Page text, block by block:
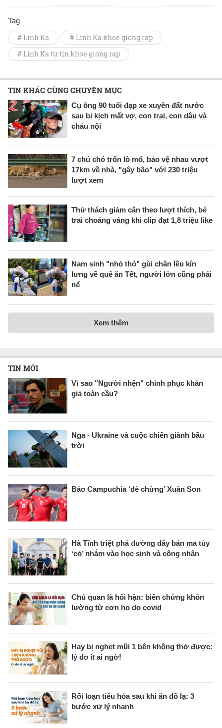
Tag
# Linh Ka
# Linh Ka khoe giọng rap
# Linh Ka tự tin khoe giọng rap
TIN KHÁC CÙNG CHUYÊN MỤC
Cụ ông 90 tuổi đạp xe xuyên đất nước
sau bi kịch mất vợ, con trai, con dâu và
cháu nội
7 chú chó trốn lò mổ, bảo vệ nhau vượt
17km về nhà, "gây bão" với 230 triệu
lượt xem
Thử thách giảm cân theo lượt thích, bé
trai choáng váng khi clip đạt 1,8 triệu like
Nam sinh "nhỏ thó" gùi chăn lều kín
lưng về quê ăn Tết, người lớn cũng phải
nể
Xem thêm
TIN MỚI
Vì sao "Người nhện" chinh phục khán
giả toàn cầu?
Nga - Ukraine và cuộc chiến giành bầu
trời
Báo Campuchia ‘dè chừng’ Xuân Son
Hà Tĩnh triệt phá đường dây bán ma túy
‘cỏ’ nhắm vào học sinh và công nhân
Chủ quan là hối hận: biến chứng khôn
lường từ cơn ho do covid
Hay bị nghẹt mũi 1 bên không thở được:
lý do ít ai ngờ!
Rối loạn tiêu hóa sau khi ăn đồ lạ: 3
bước xử lý nhanh